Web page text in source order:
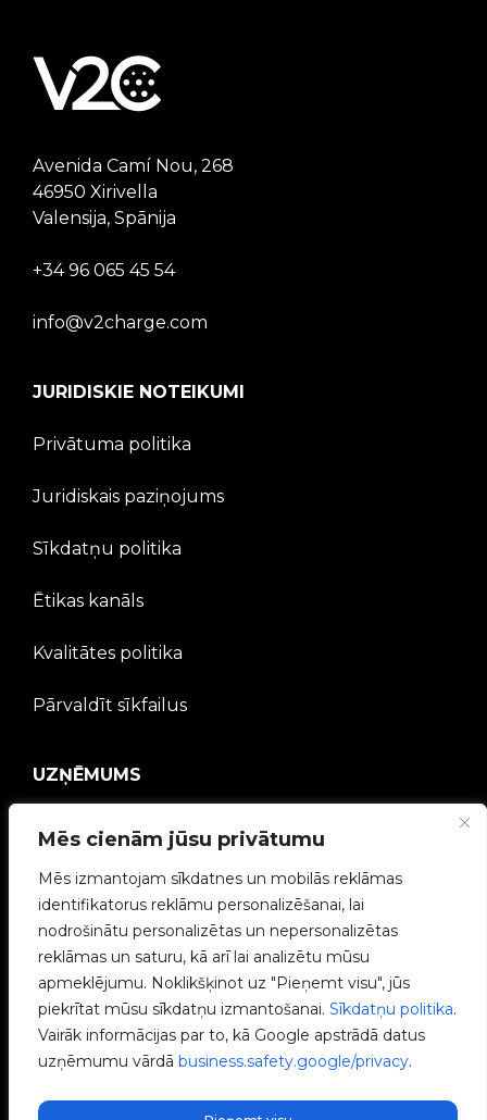
Mēs cienām jūsu privātumu
Mēs izmantojam sīkdatnes un mobilās reklāmas
identifikatorus reklāmu personalizēšanai, lai
nodrošinātu personalizētas un nepersonalizētas
reklāmas un saturu, kā arī lai analizētu mūsu
apmeklējumu. Noklikšķinot uz "Pieņemt visu", jūs
piekrītat mūsu sīkdatņu izmantošanai. Sīkdatņu politika.
Vairāk informācijas par to, kā Google apstrādā datus
uzņēmumu vārdā business.safety.google/privacy.
Avenida Camí Nou, 268
46950 Xirivella
Valensija, Spānija
+34 96 065 45 54
info@v2charge.com
JURIDISKIE NOTEIKUMI
Privātuma politika
Juridiskais paziņojums
Sīkdatņu politika
Ētikas kanāls
Kvalitātes politika
Pārvaldīt sīkfailus
UZŅĒMUMS
V2C kopiena
Strādā ar mums
e-Chargers
V2C Power
V2C Cloud